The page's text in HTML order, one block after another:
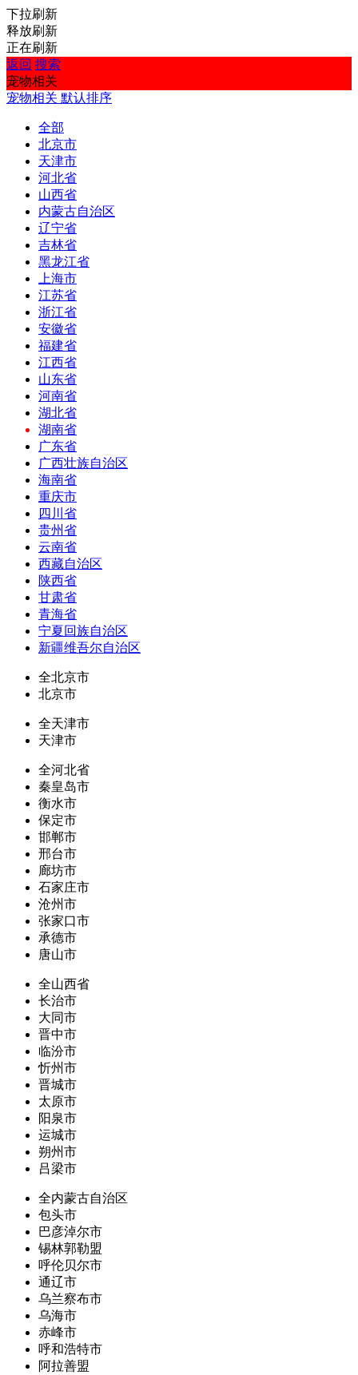
下拉刷新
释放刷新
正在刷新
返回 搜索
宠物相关
宠物相关 默认排序
全部
北京市
天津市
河北省
山西省
内蒙古自治区
辽宁省
吉林省
黑龙江省
上海市
江苏省
浙江省
安徽省
福建省
江西省
山东省
河南省
湖北省
湖南省
广东省
广西壮族自治区
海南省
重庆市
四川省
贵州省
云南省
西藏自治区
陕西省
甘肃省
青海省
宁夏回族自治区
新疆维吾尔自治区
全北京市
北京市
全天津市
天津市
全河北省
秦皇岛市
衡水市
保定市
邯郸市
邢台市
廊坊市
石家庄市
沧州市
张家口市
承德市
唐山市
全山西省
长治市
大同市
晋中市
临汾市
忻州市
晋城市
太原市
阳泉市
运城市
朔州市
吕梁市
全内蒙古自治区
包头市
巴彦淖尔市
锡林郭勒盟
呼伦贝尔市
通辽市
乌兰察布市
乌海市
赤峰市
呼和浩特市
阿拉善盟